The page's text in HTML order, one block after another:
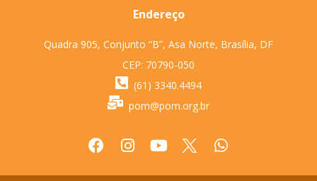
Endereço
Quadra 905, Conjunto “B”, Asa Norte, Brasília, DF
CEP: 70790-050
(61) 3340.4494
pom@pom.org.br